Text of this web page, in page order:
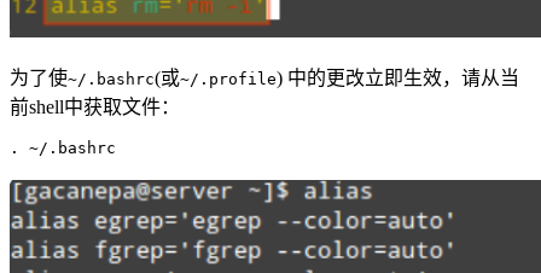
为了使~/.bashrc(或~/.profile) 中的更改立即生效，请从当
前shell中获取文件：
. ~/.bashrc